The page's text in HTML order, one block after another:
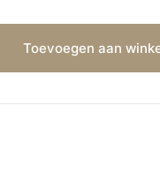
Toevoegen aan